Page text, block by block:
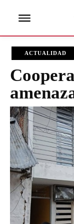
ACTUALIDAD